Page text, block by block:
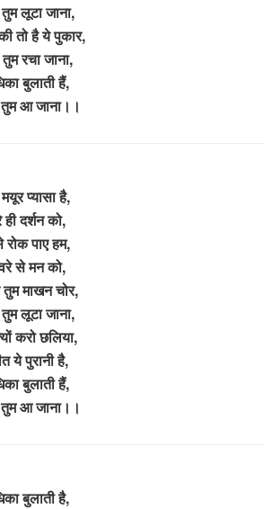
लूटा जाना,
तो है ये पुकार,
रचा जाना,
बुलाती हैं,
तुम आ जाना।।
प्यासा है,
दर्शन को,
पाए हम,
से मन को,
माखन चोर,
लूटा जाना,
करो छलिया,
ये पुरानी है,
बुलाती हैं,
तुम आ जाना।।
बुलाती है,